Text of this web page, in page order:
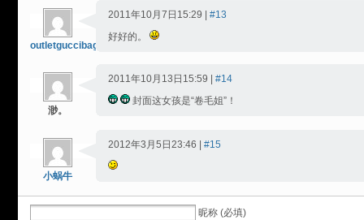
outletguccibags
2011年10月7日15:29 | #13
好好的。
渺。
2011年10月13日15:59 | #14
封面这女孩是“卷毛姐”！
小蜗牛
2012年3月5日23:46 | #15
昵称 (必填)